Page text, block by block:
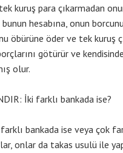
kuruş para çıkarmadan
bunun hesabına, onun
öbürüne öder ve tek kuruş
götürür ve
olur.
İki farklı bankada ise?
bankada ise veya çok
onlar da takas usulü ile